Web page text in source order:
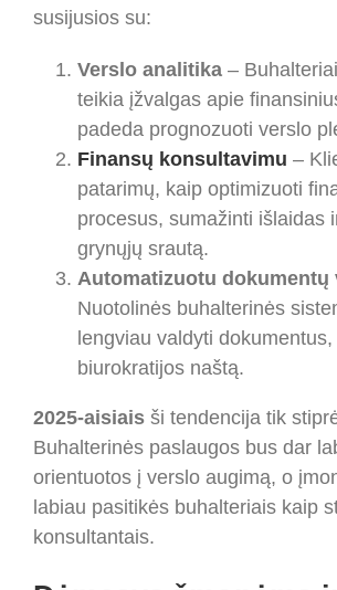
susijusios su:
Verslo analitika –
teikia įžvalgas apie
padeda prognozuoti verslo
Finansų konsultavimu –
patarimų, kaip optimizuoti
procesus, sumažinti išlaidas
grynųjų srautą.
Automatizuotu dokumentų
Nuotolinės buhalterinės
lengviau valdyti
biurokratijos naštą.
2025-aisiais ši tendencija tik
Buhalterinės paslaugos bus dar
orientuotos į verslo augimą, o
labiau pasitikės buhalteriais kaip
konsultantais.